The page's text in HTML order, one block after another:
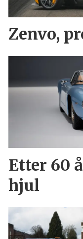
Zenvo,
Etter 60
hjul